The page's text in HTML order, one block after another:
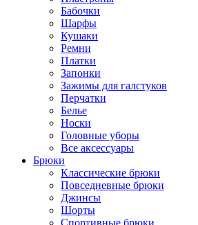
Бабочки
Шарфы
Кушаки
Ремни
Платки
Запонки
Зажимы для галстуков
Перчатки
Белье
Носки
Головные уборы
Все аксессуары
Брюки
Классические брюки
Повседневные брюки
Джинсы
Шорты
Спортивные брюки